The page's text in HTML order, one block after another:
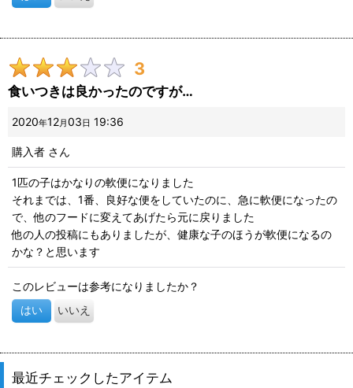
初めはアレルギー発症はなしでしたが、最近は半分くらいでアレ
3
食いつきは良かったのですが…
2020年12月 03 日 19:36
購入者 さん
1匹の子はかなりの軟便になりました
それまでは、1番、良好な便をしていたのに、急に軟便になったの
で、他のフードに変えてあげたら元に戻りました
他の人の投稿にもありましたが、健康な子のほうが軟便になるの
かな？と思います
このレビューは参考になりましたか？
はい いいえ
最近チェックしたアイテム